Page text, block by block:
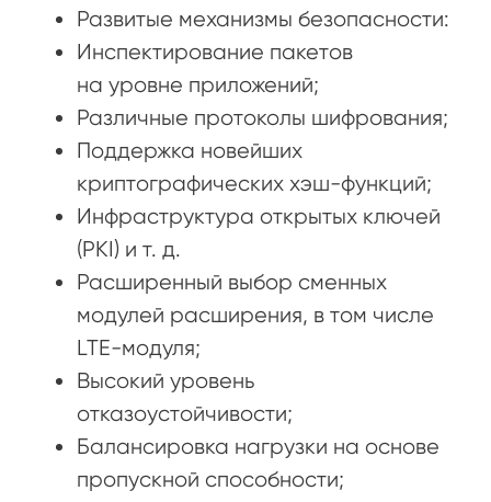
Развитые механизмы безопасности:
Инспектирование пакетов
на уровне приложений;
Различные протоколы шифрования;
Поддержка новейших
криптографических хэш-функций;
Инфраструктура открытых ключей
(PKI) и т. д.
Расширенный выбор сменных
модулей расширения, в том числе
LTE-модуля;
Высокий уровень
отказоустойчивости;
Балансировка нагрузки на основе
пропускной способности;